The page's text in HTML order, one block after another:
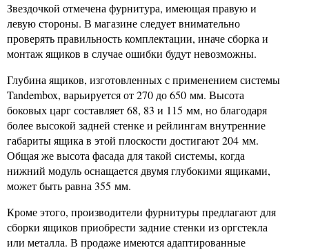
Звездочкой отмечена фурнитура, имеющая правую и
левую стороны. В магазине следует внимательно
проверять правильность комплектации, иначе сборка и
монтаж ящиков в случае ошибки будут невозможны.
Глубина ящиков, изготовленных с применением системы
Tandembox, варьируется от 270 до 650 мм. Высота
боковых царг составляет 68, 83 и 115 мм, но благодаря
более высокой задней стенке и рейлингам внутренние
габариты ящика в этой плоскости достигают 204 мм.
Общая же высота фасада для такой системы, когда
нижний модуль оснащается двумя глубокими ящиками,
может быть равна 355 мм.
Кроме этого, производители фурнитуры предлагают для
сборки ящиков приобрести задние стенки из оргстекла
или металла. В продаже имеются адаптированные